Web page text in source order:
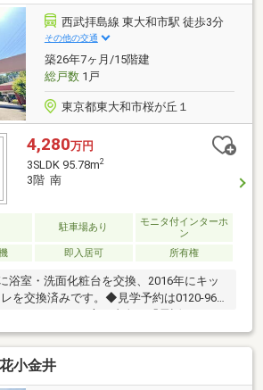
西武拝島線 東大和市駅 徒歩3分
その他の交通
築26年7ヶ月/15階建
総戸数1戸
東京都東大和市桜が丘１
4,280万円
3SLDK 95.78m2
3階 南
駐車場あり
モニタ付インターホ
ン
即入居可 所有権
浴室・洗面化粧台を交換、2016年にキッ
を交換済みです。◆見学予約は0120-964-
ク）◆当日・翌日以降の見学をご希望の
「見学予約する（無料）」ボタンからご
。◆資料をご希望の方は、オレンジ色の
る（無料）」ボタンをご利用ください。
小金井